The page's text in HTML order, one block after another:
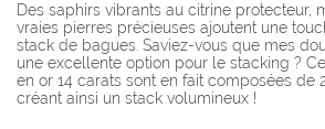
Des saphirs vibrants au citrine protecteur,
vraies pierres précieuses ajoutent une
stack de bagues. Saviez-vous que mes
une excellente option pour le stacking ?
en or 14 carats sont en fait composées de
créant ainsi un stack volumineux !